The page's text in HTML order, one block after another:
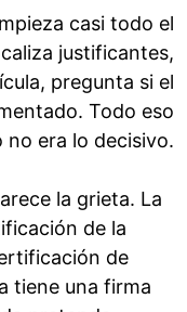
casi todo el
justificantes,
pregunta si el
Todo eso
era lo decisivo.
la grieta. La
de la
de
tiene una firma